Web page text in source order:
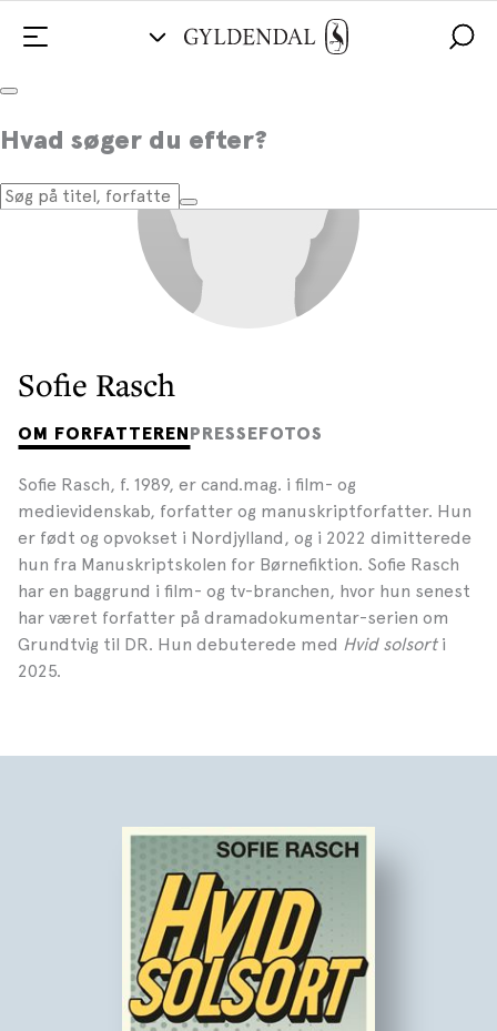
Hvad søger du efter?
Sofie Rasch
OM FORFATTERENPRESSEFOTOS
Sofie Rasch, f. 1989, er cand.mag. i film- og
medievidenskab, forfatter og manuskriptforfatter. Hun
er født og opvokset i Nordjylland, og i 2022 dimitterede
hun fra Manuskriptskolen for Børnefiktion. Sofie Rasch
har en baggrund i film- og tv-branchen, hvor hun senest
har været forfatter på dramadokumentar-serien om
Grundtvig til DR. Hun debuterede med Hvid solsorti
2025.